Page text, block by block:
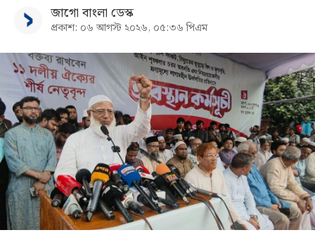
জাগো বাংলা ডেস্ক
প্রকাশ: ০৬ আগস্ট ২০২৬, ০৫:৩৬ পিএম